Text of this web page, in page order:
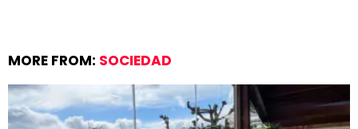
MORE FROM: SOCIEDAD